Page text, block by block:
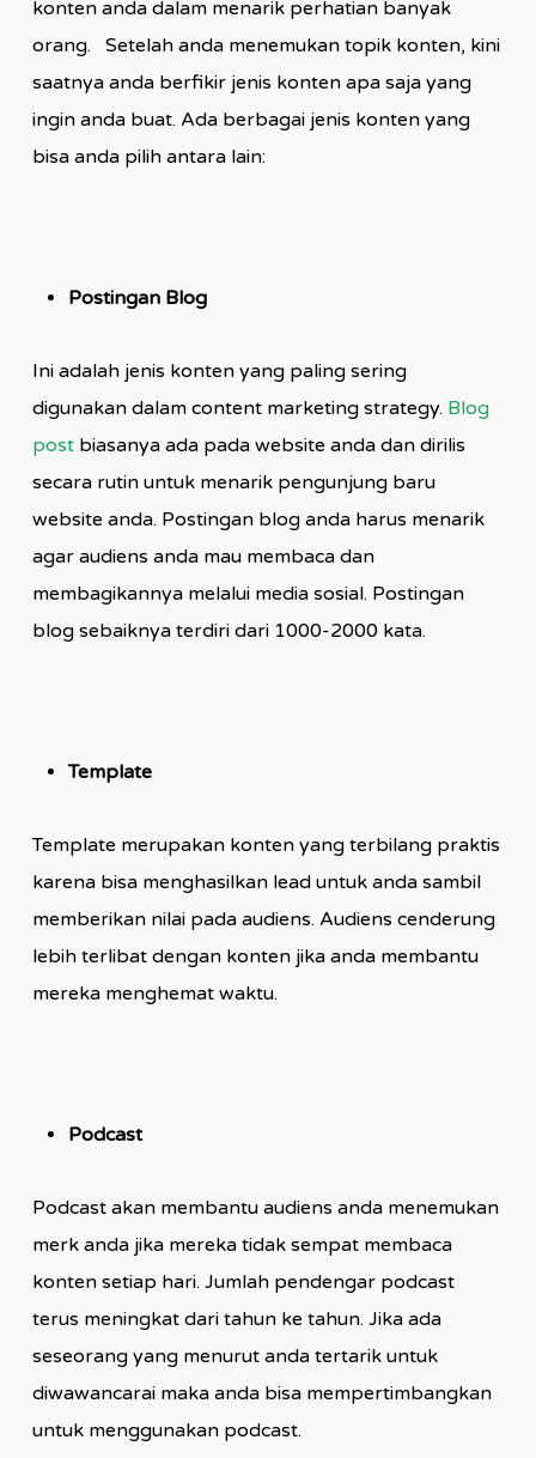
konten anda dalam menarik perhatian banyak
orang. Setelah anda menemukan topik konten, kini
saatnya anda berfikir jenis konten apa saja yang
ingin anda buat. Ada berbagai jenis konten yang
bisa anda pilih antara lain:
Postingan Blog
Ini adalah jenis konten yang paling sering
digunakan dalam content marketing strategy. Blog
postbiasanya ada pada website anda dan dirilis
secara rutin untuk menarik pengunjung baru
website anda. Postingan blog anda harus menarik
agar audiens anda mau membaca dan
membagikannya melalui media sosial. Postingan
blog sebaiknya terdiri dari 1000-2000 kata.
Template
Template merupakan konten yang terbilang praktis
karena bisa menghasilkan lead untuk anda sambil
memberikan nilai pada audiens. Audiens cenderung
lebih terlibat dengan konten jika anda membantu
mereka menghemat waktu.
Podcast
Podcast akan membantu audiens anda menemukan
merk anda jika mereka tidak sempat membaca
konten setiap hari. Jumlah pendengar podcast
terus meningkat dari tahun ke tahun. Jika ada
seseorang yang menurut anda tertarik untuk
diwawancarai maka anda bisa mempertimbangkan
untuk menggunakan podcast.